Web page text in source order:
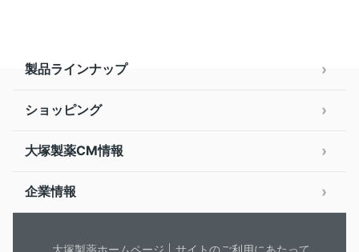
製品ラインナップ
ショッピング
大塚製薬CM情報
企業情報